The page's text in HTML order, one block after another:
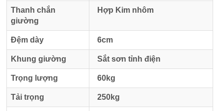
Thanh chắn
giường
Hợp Kim nhôm
Đệm dày 6cm
Khung giường Sắt sơn tỉnh điện
Trọng lượng 60kg
Tải trọng 250kg